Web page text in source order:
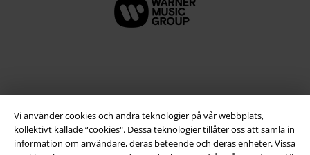
Vi använder cookies och andra teknologier på vår webbplats,
kollektivt kallade “cookies". Dessa teknologier tillåter oss att samla in
information om användare, deras beteende och deras enheter. Vissa